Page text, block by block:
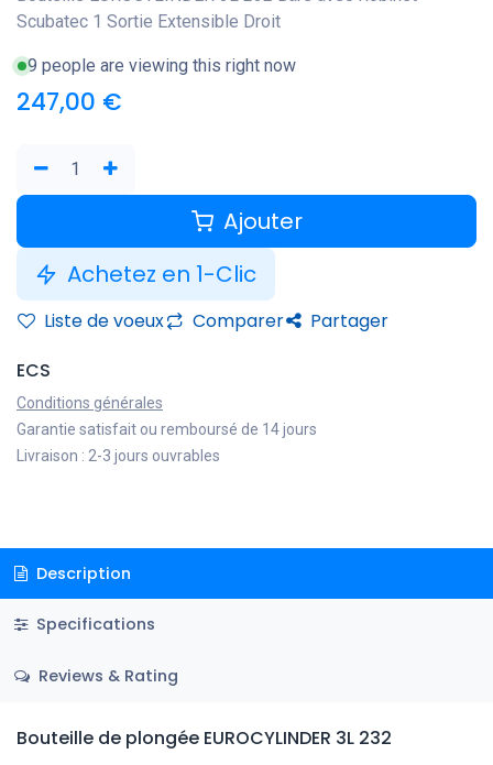
Scubatec 1 Sortie Extensible Droit
9 people are viewing this right now
247,00 €
Ajouter
Achetez en 1-Clic
Liste de voeux Comparer
Partager
ECS
Conditions générales
Garantie satisfait ou remboursé de 14 jours
Livraison : 2-3 jours ouvrables
Description
Specifications
Reviews & Rating
Bouteille de plongée EUROCYLINDER 3L 232